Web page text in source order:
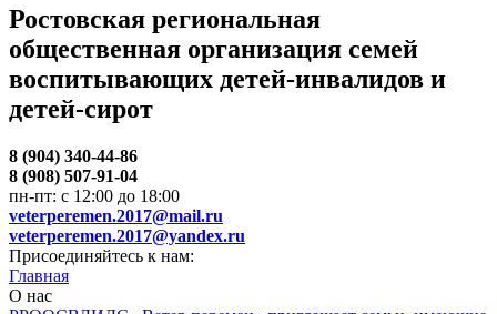
Ростовская региональная
общественная организация семей
воспитывающих детей-инвалидов и
детей-сирот
8 (904) 340-44-86
8 (908) 507-91-04
пн-пт: с 12:00 до 18:00
veterperemen.2017@mail.ru
veterperemen.2017@yandex.ru
Присоединяйтесь к нам:
Главная
О нас